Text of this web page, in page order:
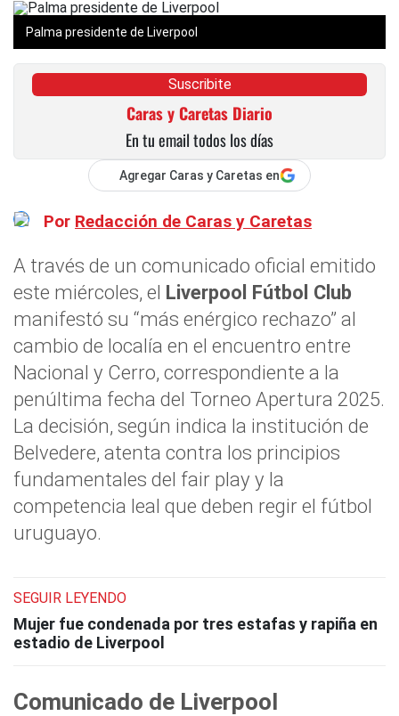
Palma presidente de Liverpool
Suscribite
Caras y Caretas Diario
En tu email todos los días
Agregar Caras y Caretas en
Por Redacción de Caras y Caretas
A través de un comunicado oficial emitido
este miércoles, el Liverpool Fútbol Club
manifestó su “más enérgico rechazo” al
cambio de localía en el encuentro entre
Nacional y Cerro, correspondiente a la
penúltima fecha del Torneo Apertura 2025.
La decisión, según indica la institución de
Belvedere, atenta contra los principios
fundamentales del fair play y la
competencia leal que deben regir el fútbol
uruguayo.
SEGUIR LEYENDO
Mujer fue condenada por tres estafas y rapiña en
estadio de Liverpool
Comunicado de Liverpool